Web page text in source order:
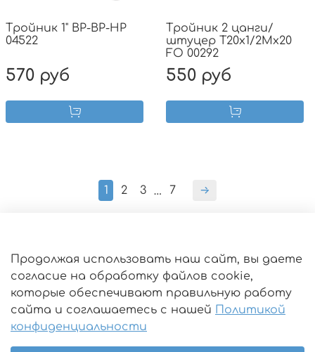
Тройник 1" ВР-ВР-НР
04522
570 руб
Тройник 2 цанги/
штуцер T20х1/2Mх20
FO 00292
550 руб
1 2 3 … 7
Оферта
Пользовательское соглашение
Политика конфиденциальности
Условия обмена и возврата
Как сделать заказ
Продолжая использовать наш сайт, вы даете
согласие на обработку файлов cookie,
которые обеспечивают правильную работу
сайта и соглашаетесь с нашей Политикой
конфиденциальности